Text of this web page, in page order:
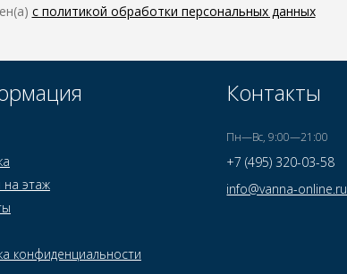
с политикой обработки персональных данных
этаж
конфиденциальности
Контакты
Пн—Вс, 9:00—21:00
+7 (495) 320-03-58
info@vanna-online.ru